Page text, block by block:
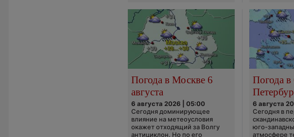
Погода в Москве 6
августа
6 августа 2026 | 05:00
Сегодня доминирующее
влияние на метеоусловия
окажет отходящий за Волгу
антициклон. Но по его
Погода в
6 августа
Сегодня в
юго-
атмосфере